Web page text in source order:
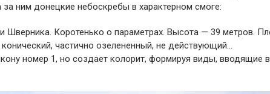
ним донецкие небоскребы в характерном смоге:
Шверника. Коротенько о параметрах. Высота — 39 метров.
частично озелененный, не действующий…
номер 1, но создает колорит, формируя виды, вводящие